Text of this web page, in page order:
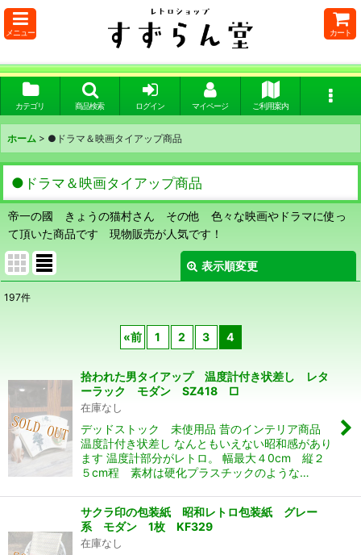
メニュー カート
カテゴリ 商品検索 ログイン マイページ ご利用案内
ホーム > ●ドラマ＆映画タイアップ商品
●ドラマ＆映画タイアップ商品
帝一の國 きょうの猫村さん その他 色々な映画やドラマに使っ
て頂いた商品です 現物販売が人気です！
表示順変更
並び順
絞り込む
197件
«前 1 2 3 4
拾われた男タイアップ 温度計付き状差し レタ
ーラック モダン SZ418 □
在庫なし
デッドストック 未使用品 昔のインテリア商品
温度計付き状差し なんともいえない昭和感があり
ます 温度計部分がレトロ。 幅最大４0cm 縦２
５cm程 素材は硬化プラスチックのような…
サクラ印の包装紙 昭和レトロ包装紙 グレー
系 モダン 1枚 KF329
在庫なし